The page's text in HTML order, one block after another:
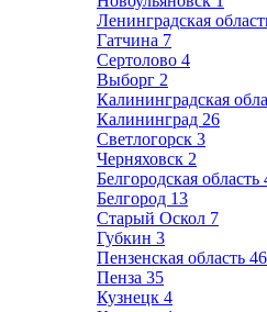
Ленинградская
Гатчина 7
Сертолово 4
Выборг 2
Калининградская
Калининград 26
Светлогорск 3
Черняховск 2
Белгородская область
Белгород 13
Старый Оскол 7
Губкин 3
Пензенская область 46
Пенза 35
Кузнецк 4